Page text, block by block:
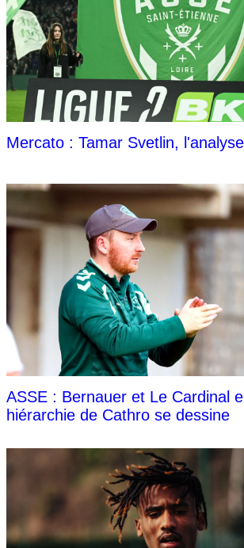
Mercato : Tamar Svetlin,
ASSE : Bernauer et Le Cardinal
hiérarchie de Cathro se dessine